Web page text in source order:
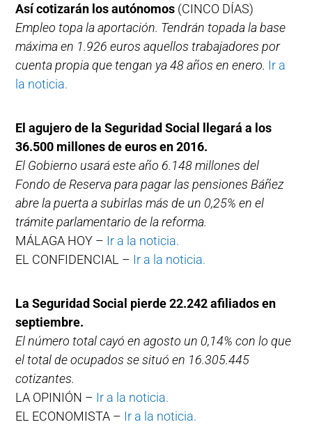
Así cotizarán los autónomos (CINCO DÍAS)
Empleo topa la aportación. Tendrán topada la base
máxima en 1.926 euros aquellos trabajadores por
cuenta propia que tengan ya 48 años en enero. Ir a
la noticia.
El agujero de la Seguridad Social llegará a los
36.500 millones de euros en 2016.
El Gobierno usará este año 6.148 millones del
Fondo de Reserva para pagar las pensiones Báñez
abre la puerta a subirlas más de un 0,25% en el
trámite parlamentario de la reforma.
MÁLAGA HOY – Ir a la noticia.
EL CONFIDENCIAL – Ir a la noticia.
La Seguridad Social pierde 22.242 afiliados en
septiembre.
El número total cayó en agosto un 0,14% con lo que
el total de ocupados se situó en 16.305.445
cotizantes.
LA OPINIÓN – Ir a la noticia.
EL ECONOMISTA – Ir a la noticia.